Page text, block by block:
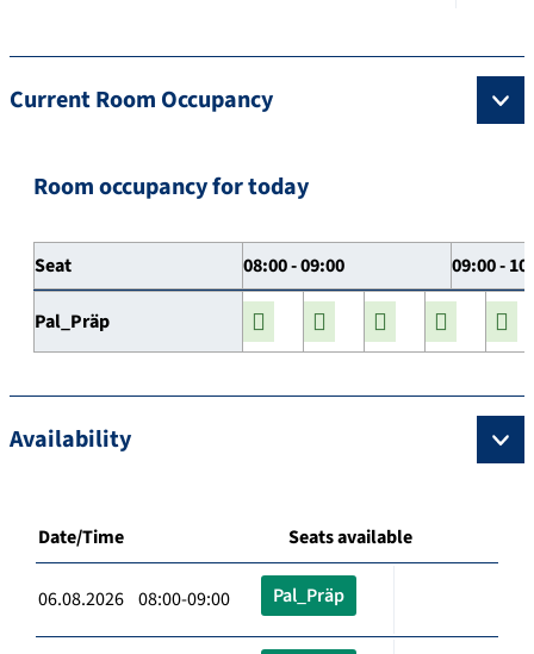
Current Room Occupancy
Room occupancy for today
Seat 08:00 - 09:00 09:00 -
Pal_Präp
Availability
Date/Time Seats available
06.08.2026 08:00-09:00 Pal_Präp